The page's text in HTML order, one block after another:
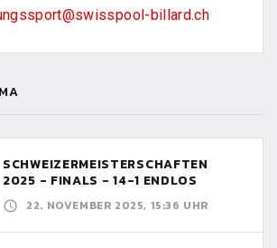
billard.ch
SCHWEIZERMEISTERSCHAFTEN
2025 - FINALS - 14-1 ENDLOS
22. NOVEMBER 2025, 15:36 UHR